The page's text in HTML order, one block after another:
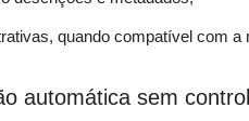
quando compatível com a
automática sem